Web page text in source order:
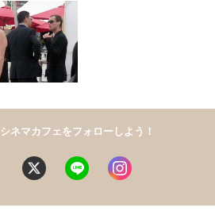
シネマカフェをフォローしよう！